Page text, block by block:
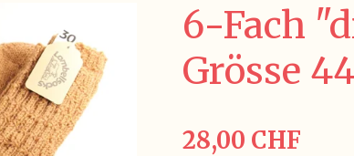
6-Fach
Grösse
28,00 CHF